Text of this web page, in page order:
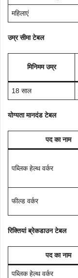
महिलाएं
उम्र सीमा टेबल
मिनिमम उम्र
18 साल
योग्यता मानदंड टेबल
पद का नाम
पब्लिक हेल्थ वर्कर
फील्ड वर्कर
रिक्तियां ब्रेकडाउन टेबल
पद का नाम
पब्लिक हेल्थ वर्कर